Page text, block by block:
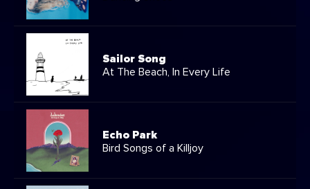
Sailor Song
At The Beach, In Every Life
Echo Park
Bird Songs of a Killjoy